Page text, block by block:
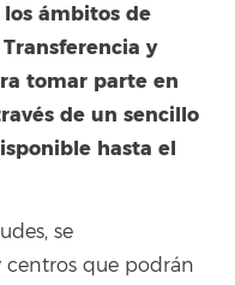
ámbitos de
y
tomar parte en
de un sencillo
hasta el
se
centros que podrán